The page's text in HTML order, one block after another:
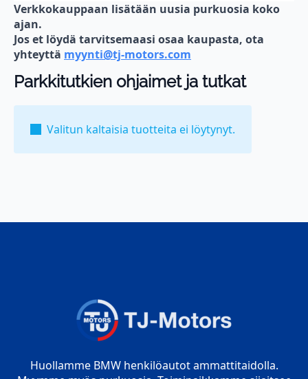
Verkkokauppaan lisätään uusia purkuosia koko
ajan.
Jos et löydä tarvitsemaasi osaa kaupasta, ota
yhteyttä myynti@tj-motors.com
Parkkitutkien ohjaimet ja tutkat
Valitun kaltaisia tuotteita ei löytynyt.
Huollamme BMW henkilöautot ammattitaidolla.